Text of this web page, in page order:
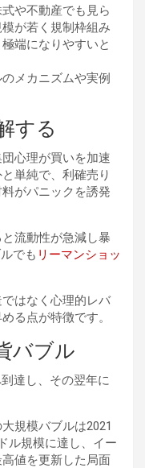
や不動産でも見ら
が若く規制枠組み
端になりやすいと
メカニズムや実例
する
心理が買いを加速
単純で、利確売り
がパニックを誘発
流動性が急減し暴
でも リーマンショッ
はなく心理的レバ
る点が特徴です。
バブル
達し、その翌年に
規模バブルは2021
ル規模に達し、イー
値を更新した局面